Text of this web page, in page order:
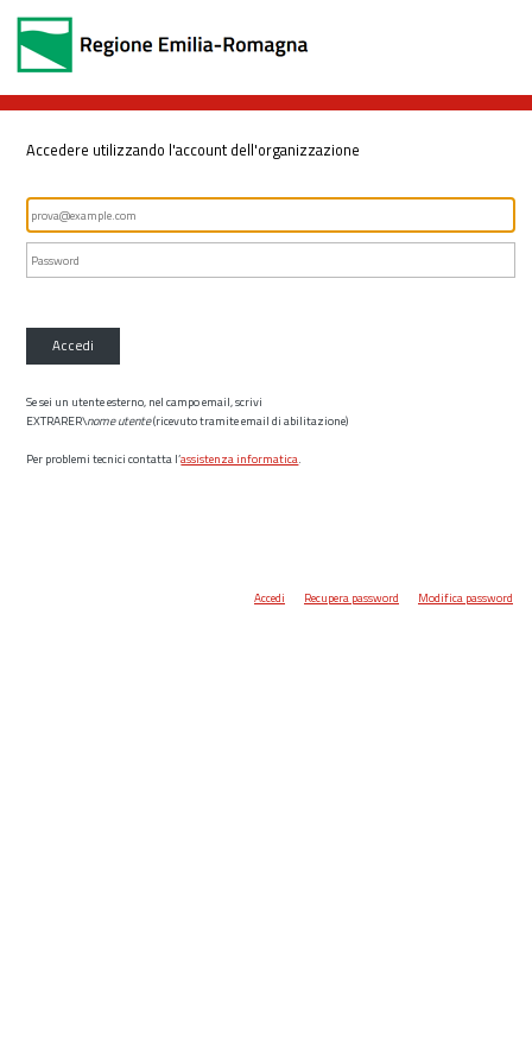
Accedere utilizzando l'account dell'organizzazione
Accedi
Se sei un utente esterno, nel campo email, scrivi
EXTRARER\nome utente(ricevuto tramite email di abilitazione)
Per problemi tecnici contatta l’assistenza informatica.
Accedi Recupera password Modifica password